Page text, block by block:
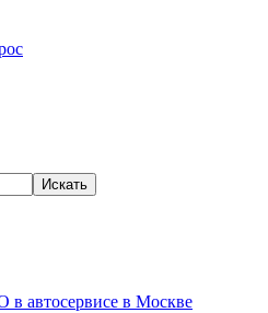
Искать
автосервисе в Москве